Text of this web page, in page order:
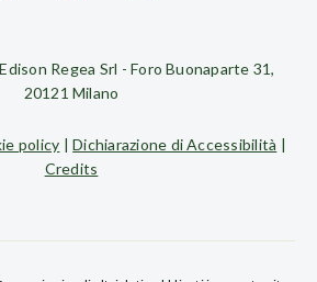
Regea Srl - Foro Buonaparte 31,
20121 Milano
policy |Dichiarazione di Accessibilità |
Credits